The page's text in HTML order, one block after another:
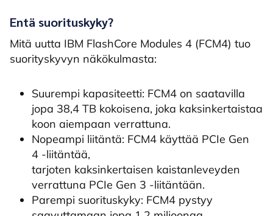
Entä suorituskyky?
Mitä uutta IBM FlashCore Modules 4 (FCM4) tuo
suorityskyvyn näkökulmasta:
Suurempi kapasiteetti: FCM4 on saatavilla
jopa 38,4 TB kokoisena, joka kaksinkertaistaa
koon aiempaan verrattuna.
Nopeampi liitäntä: FCM4 käyttää PCIe Gen
4 -liitäntää,
tarjoten kaksinkertaisen kaistanleveyden
verrattuna PCIe Gen 3 -liitäntään.
Parempi suorituskyky: FCM4 pystyy